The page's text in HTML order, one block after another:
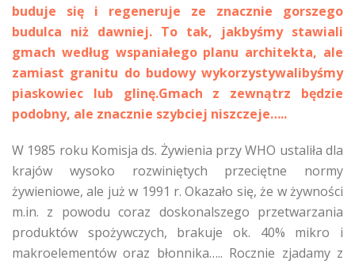
buduje się i regeneruje ze znacznie gorszego
budulca niż dawniej. To tak, jakbyśmy stawiali
gmach według wspaniałego planu architekta, ale
zamiast granitu do budowy wykorzystywalibyśmy
piaskowiec lub glinę.Gmach z zewnątrz będzie
podobny, ale znacznie szybciej niszczeje…..
W 1985 roku Komisja ds. Żywienia przy WHO ustaliła dla
krajów wysoko rozwiniętych przeciętne normy
żywieniowe, ale już w 1991 r. Okazało się, że w żywności
m.in. z powodu coraz doskonalszego przetwarzania
produktów spożywczych, brakuje ok. 40% mikro i
makroelementów oraz błonnika….. Rocznie zjadamy z